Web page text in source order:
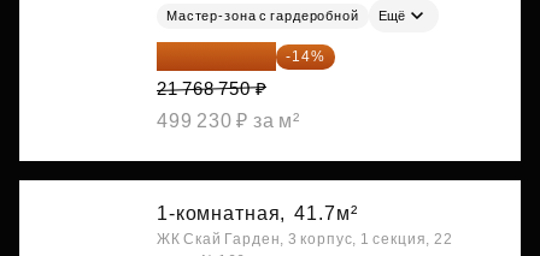
Мастер-зона с гардеробной Ещё
18 721 125 ₽ -14%
21 768 750 ₽
499 230 ₽ за м²
1-комнатная, 41.7м²
ЖК Скай Гарден, 3 корпус, 1 секция, 22